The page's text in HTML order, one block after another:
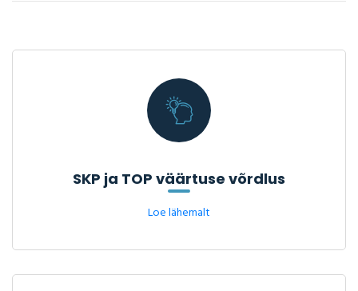
SKP ja TOP väärtuse võrdlus
Loe lähemalt